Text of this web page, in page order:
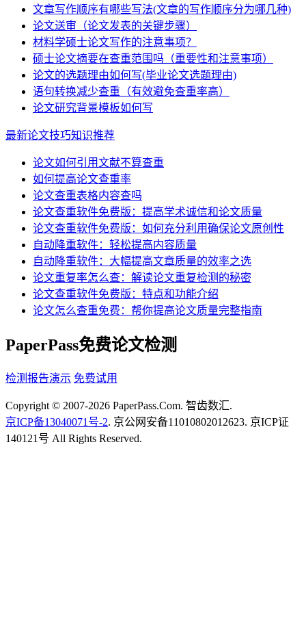
文章写作顺序有哪些写法(文章的写作顺序分为哪几种)
论文送审（论文发表的关键步骤）
材料学硕士论文写作的注意事项？
硕士论文摘要在查重范围吗（重要性和注意事项）
论文的选题理由如何写(毕业论文选题理由)
语句转换减少查重（有效避免查重率高）
论文研究背景模板如何写
最新论文技巧知识推荐
论文如何引用文献不算查重
如何提高论文查重率
论文查重表格内容查吗
论文查重软件免费版：提高学术诚信和论文质量
论文查重软件免费版：如何充分利用确保论文原创性
自动降重软件：轻松提高内容质量
自动降重软件：大幅提高文章质量的效率之选
论文重复率怎么查：解读论文重复检测的秘密
论文查重软件免费版：特点和功能介绍
论文怎么查重免费：帮你提高论文质量完整指南
PaperPass免费论文检测
检测报告演示 免费试用
Copyright © 2007-2026 PaperPass.Com. 智齿数汇.
京ICP备13040071号-2. 京公网安备11010802012623. 京ICP证
140121号 All Rights Reserved.